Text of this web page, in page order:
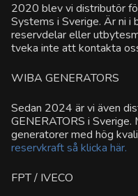
2020 blev vi distributör
Systems i Sverige. Är ni i
reservdelar eller
tveka inte att kontakta
WIBA GENERATORS
Sedan 2024 är vi även
GENERATORS i Sverige.
generatorer med hög
reservkraft så klicka här.
FPT / IVECO